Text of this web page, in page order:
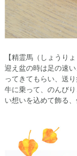
【精霊馬（しょうり
迎え盆の時は足の速
ってきてもらい、送
牛に乗って、のんび
い想いを込めて飾る